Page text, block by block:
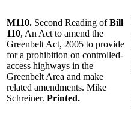
M110. Second Reading ofBill
110, An Act to amend the
Greenbelt Act, 2005 to provide
for a prohibition on controlled-
access highways in the
Greenbelt Area and make
related amendments. Mike
Schreiner. Printed.